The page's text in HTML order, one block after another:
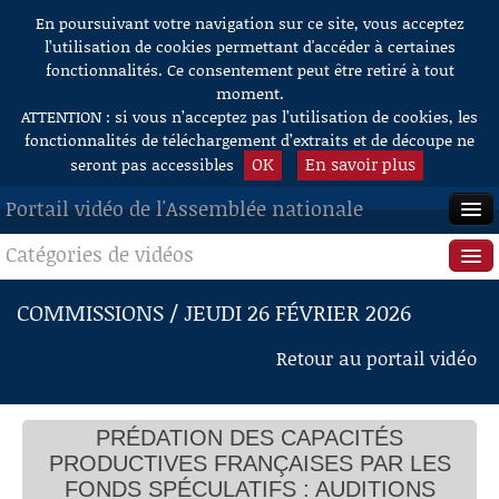
Aller au contenu
En poursuivant votre navigation sur ce site, vous acceptez
l’utilisation de cookies permettant d'accéder à certaines
fonctionnalités. Ce consentement peut être retiré à tout
moment.
ATTENTION : si vous n’acceptez pas l’utilisation de cookies, les
fonctionnalités de téléchargement d’extraits et de découpe ne
seront pas accessibles
OK En savoir plus
Portail vidéo de l'Assemblée nationale
ACCUEIL
EN DIRECT
RECHERCHE
AIDE À LA DÉCOUPE
DE VIDÉOS
Catégories de vidéos
Séance publique
Questions au Gouvernement
Commissions
Présidence
Évènements
COMMISSIONS / JEUDI 26 FÉVRIER 2026
Retour au portail vidéo
PRÉDATION DES CAPACITÉS
PRODUCTIVES FRANÇAISES PAR LES
FONDS SPÉCULATIFS : AUDITIONS